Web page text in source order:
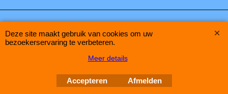
Deze site maakt gebruik van cookies om uw
bezoekerservaring te verbeteren.
Meer details
Accepteren Afmelden